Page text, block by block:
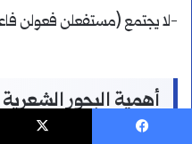
-لا يجتمع (مستفعلن فعولن
أهمية البحور
العربي